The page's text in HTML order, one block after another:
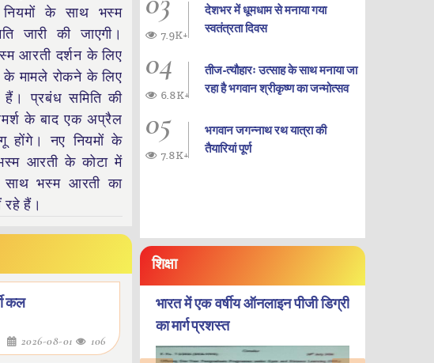
के साथ भस्म
जारी की जाएगी।
आरती दर्शन के लिए
मामले रोकने के लिए
प्रबंध समिति की
के बाद एक अप्रैल
होंगे। नए नियमों के
आरती के कोटा में
भस्म आरती का
रहे हैं।
कल
2026-08-01 106
देशभर में धूमधाम से मनाया गया
स्वतंत्रता दिवस
7.9K+
04
तीज-त्यौहारः उत्साह के साथ मनाया जा
रहा है भगवान श्रीकृष्ण का जन्‍मोत्‍सव
6.8K+
05
भगवान जगन्नाथ रथ यात्रा की
तैयारियां पूर्ण
7.8K+
शिक्षा
भारत में एक वर्षीय ऑनलाइन पीजी डिग्री
का मार्ग प्रशस्त